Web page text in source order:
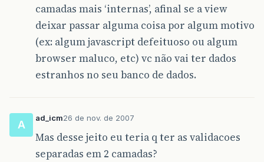
camadas mais ‘internas’, afinal se a view
deixar passar alguma coisa por algum motivo
(ex: algum javascript defeituoso ou algum
browser maluco, etc) vc não vai ter dados
estranhos no seu banco de dados.
A
ad_icm26 de nov. de 2007
Mas desse jeito eu teria q ter as validacoes
separadas em 2 camadas?